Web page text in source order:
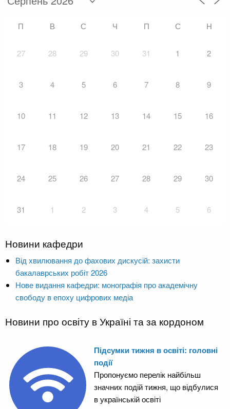
П В С Ч П С Н
27 28 29 30 31 1 2
3 4 5 6 7 8 9
10 11 12 13 14 15 16
17 18 19 20 21 22 23
24 25 26 27 28 29 30
31 1 2 3 4 5 6
Новини кафедри
Від хвилювання до фахових дискусій: захисти
бакалаврських робіт 2026
Нове видання кафедри: монографія про академічну
свободу в епоху цифрових медіа
Новини про освіту в Україні та за кордоном
Підсумки тижня в освіті: головні
події
Пропонуємо перелік найбільш
значних подій тижня, що відбулися
в українській освіті